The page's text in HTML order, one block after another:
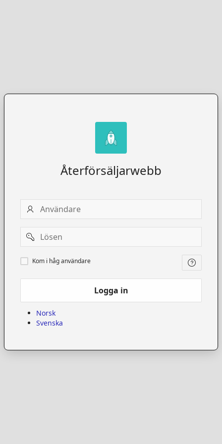
Återförsäljarwebb
Användare
Password
Kom
i
Kom i håg användare
Logga in
Norsk
Svenska